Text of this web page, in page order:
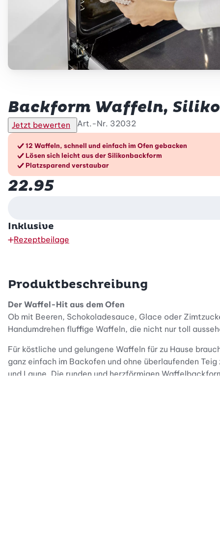
Backform Waffeln,
Jetzt bewerten Art.-Nr. 32032
Die Vorteile im
12 Waffeln, schnell und einfach im Ofen gebacken
Lösen sich leicht aus der Silikonbackform
Platzsparend verstaubar
22.95
Inklusive
Rezeptbeilage
Produktbeschreibung
Der Waffel-Hit aus dem Ofen
Ob mit Beeren, Schokoladesauce, Glace oder
Handumdrehen fluffige Waffeln, die nicht nur toll
Für köstliche und gelungene Waffeln für zu Hause
ganz einfach im Backofen und ohne überlaufenden
und Laune. Die runden und herzförmigen